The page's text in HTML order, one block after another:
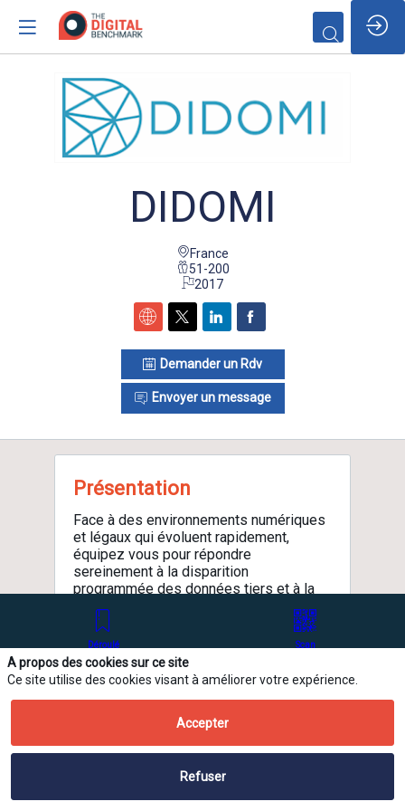
DIDOMI
France
51-200
2017
Demander un Rdv
Envoyer un message
Présentation
Face à des environnements numériques
et légaux qui évoluent rapidement,
équipez vous pour répondre
sereinement à la disparition
programmée des données tiers et à la
méfiance grandissante des clients.
Grâce aux solutions Didomi, rendez le
consentement et les préférences
facilement accessibles, et gérez les
données de vos clients de manière
connaissance client, augmenter les taux
engagement et optimiser vos
Activités principales
Déroulé Scan
A propos des cookies sur ce site
Ce site utilise des cookies visant à améliorer votre expérience.
Accepter
Refuser